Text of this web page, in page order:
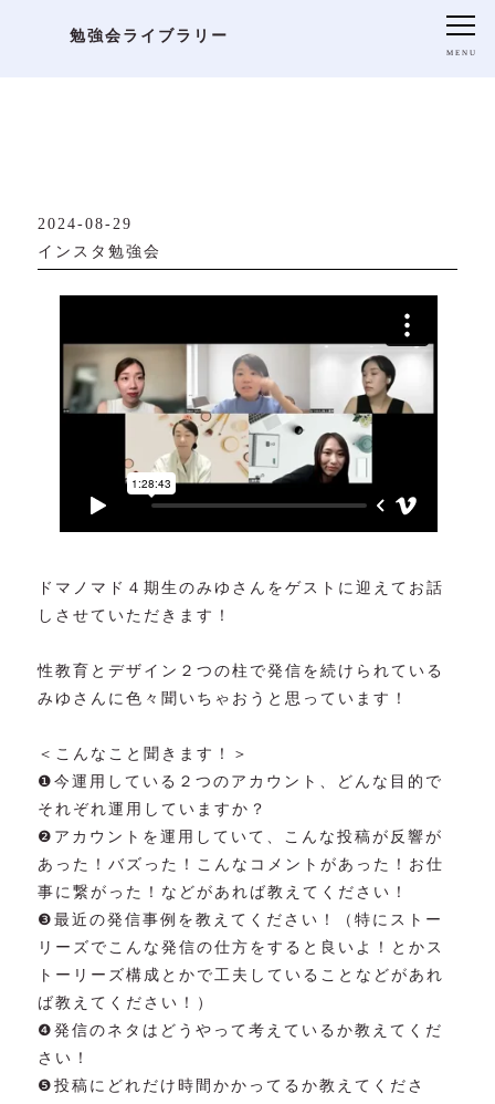
勉強会ライブラリー
2024-08-29
インスタ勉強会
ドマノマド４期生のみゆさんをゲストに迎えてお話
しさせていただきます！
性教育とデザイン２つの柱で発信を続けられている
みゆさんに色々聞いちゃおうと思っています！
＜こんなこと聞きます！＞
❶今運用している２つのアカウント、どんな目的で
それぞれ運用していますか？
❷アカウントを運用していて、こんな投稿が反響が
あった！バズった！こんなコメントがあった！お仕
事に繋がった！などがあれば教えてください！
❸最近の発信事例を教えてください！（特にストー
リーズでこんな発信の仕方をすると良いよ！とかス
トーリーズ構成とかで工夫していることなどがあれ
ば教えてください！）
❹発信のネタはどうやって考えているか教えてくだ
さい！
❺投稿にどれだけ時間かかってるか教えてくださ